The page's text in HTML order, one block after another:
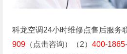
科龙空调24小时维修点售后服务
909 （点击咨询）（2）400-